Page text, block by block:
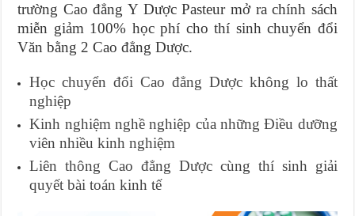
trường Cao đẳng Y Dược Pasteur mở ra chính sách
miễn giảm 100% học phí cho thí sinh chuyển đổi
Văn bằng 2Cao đẳng Dược.
Học chuyển đổi Cao đẳng Dược không lo thất
nghiệp
Kinh nghiệm nghề nghiệp của những Điều dưỡng
viên nhiều kinh nghiệm
Liên thông Cao đẳng Dược cùng thí sinh giải
quyết bài toán kinh tế